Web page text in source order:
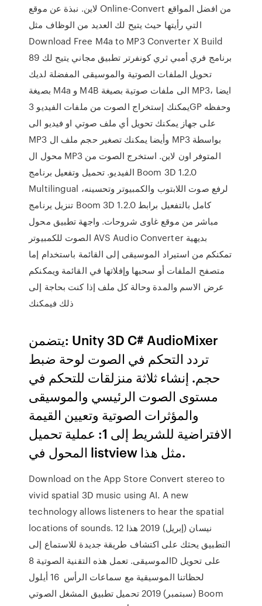
لاين. نبذة عن موقع Online-Convert من افضل المواقع
التي رأيتها حيث يتيح لك العديد من الوظاف مثل
Download Free M4a to MP3 Converter X Build
89 برنامج فري أمبي ثري كونفرتر تطبيق مجاني يتيح لك
تحويل الملفات الصوتية والموسيقى المفضلة لديك
بصيغة M4a و M4B الى ملفات صوتية بصيغة MP3، ايضا
يمكنك إستخراج الصوت من ملفات الفيديو 3GP وحفظه
على جهاز يمكنك تحويل أي ملف صوتي او فيديو الى
MP3 وأيضا يمكنك تصغير حجم ملف ال MP3 بواسطة
محول ال MP3 المتوفر اون لاين. استخرج الصوت من
الفيديو. تحميل وتفعيل برنامج Boom 3D 1.2.0
Multilingual لرفع صوت اللابتوب والكمبيوتر وتحسينه،
تنزيل يرنامج Boom 3D 1.2.0 كامل بالتفعيل برابط
مباشر من موقع غاوى شروحات. واجهة تطبيق محول
الصوت للكمبيوتر AVS Audio Converter بديهية
تمكنكم من استيراد الموسيقى إلى القائمة باستخدام إما
متصفح الملفات أو سحبها وإفلاتها في القائمة ويمكنكم
عرض الاسم والمدة وحالة كل ملف إذا كنت بحاجة إلى
ذلك فيمكنك
يتضمن: Unity 3D C# AudioMixer
تردد التحكم في الصوت لوحة ضبط
حجم. إنشاء ثلاثة منزلقات للتحكم في
مستوى الصوت الرئيسي والموسيقى
والمؤثرات الصوتية وتعيين القيمة
الافتراضية للشريط إلى 1: عملية تحميل
المحول في listview مثل هذا.
Download on the App Store Convert stereo to
vivid spatial 3D music using AI. A new
technology allows listeners to hear the spatial
locations of sounds. 12 نيسان (إبريل) 2019 هذا
التطبيق يحثك على اكتشاف طريقة جديدة للاستماع إلى
الموسيقى. تعمل هذه التقنية الصوتية 8D على تحويل
لحظاتنا الموسيقية مع سماعات الرأس 16 أيلول
(سبتمبر) 2019 تحميل ﺗﻄﺒﻴﻖ المشغل الصوتي Boom